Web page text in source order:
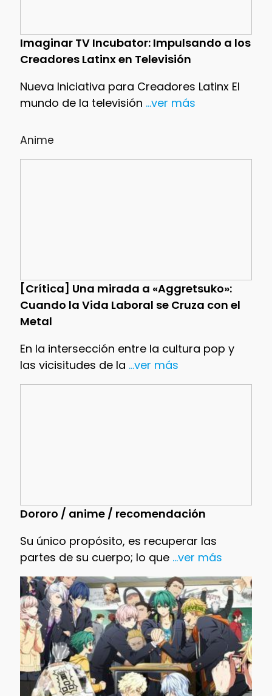
Imaginar TV Incubator: Impulsando a los
Creadores Latinx en Televisión
Nueva Iniciativa para Creadores Latinx El
mundo de la televisión ...ver más
Anime
[Crítica] Una mirada a «Aggretsuko»:
Cuando la Vida Laboral se Cruza con el
Metal
En la intersección entre la cultura pop y
las vicisitudes de la ...ver más
Dororo / anime / recomendación
Su único propósito, es recuperar las
partes de su cuerpo; lo que...ver más